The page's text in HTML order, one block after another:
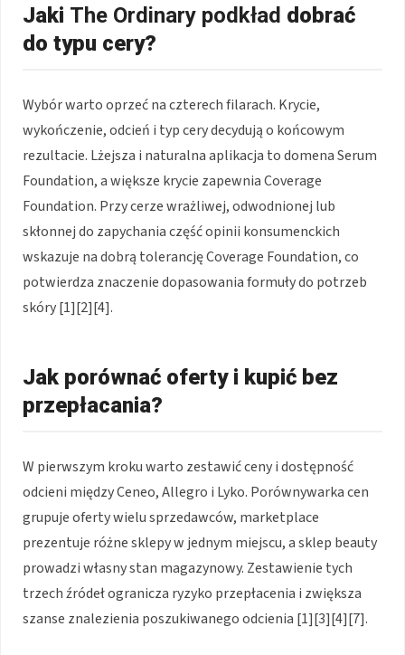
Jaki The Ordinary podkład dobrać
do typu cery?
Wybór warto oprzeć na czterech filarach. Krycie,
wykończenie, odcień i typ cery decydują o końcowym
rezultacie. Lżejsza i naturalna aplikacja to domena Serum
Foundation, a większe krycie zapewnia Coverage
Foundation. Przy cerze wrażliwej, odwodnionej lub
skłonnej do zapychania część opinii konsumenckich
wskazuje na dobrą tolerancję Coverage Foundation, co
potwierdza znaczenie dopasowania formuły do potrzeb
skóry [1][2][4].
Jak porównać oferty i kupić bez
przepłacania?
W pierwszym kroku warto zestawić ceny i dostępność
odcieni między Ceneo, Allegro i Lyko. Porównywarka cen
grupuje oferty wielu sprzedawców, marketplace
prezentuje różne sklepy w jednym miejscu, a sklep beauty
prowadzi własny stan magazynowy. Zestawienie tych
trzech źródeł ogranicza ryzyko przepłacenia i zwiększa
szanse znalezienia poszukiwanego odcienia [1][3][4][7].